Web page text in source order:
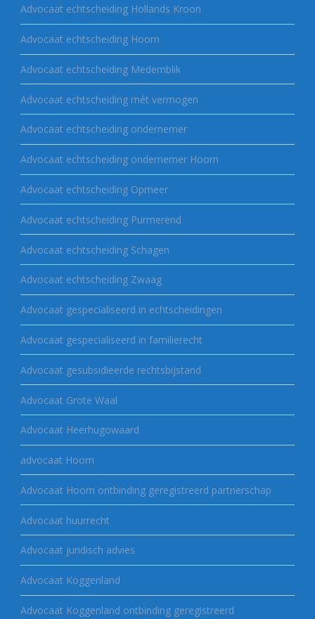
Advocaat echtscheiding Hollands Kroon
Advocaat echtscheiding Hoorn
Advocaat echtscheiding Medemblik
Advocaat echtscheiding mét vermogen
Advocaat echtscheiding ondernemer
Advocaat echtscheiding ondernemer Hoorn
Advocaat echtscheiding Opmeer
Advocaat echtscheiding Purmerend
Advocaat echtscheiding Schagen
Advocaat echtscheiding Zwaag
Advocaat gespecialiseerd in echtscheidingen
Advocaat gespecialiseerd in familierecht
Advocaat gesubsidieerde rechtsbijstand
Advocaat Grote Waal
Advocaat Heerhugowaard
advocaat Hoorn
Advocaat Hoorn ontbinding geregistreerd partnerschap
Advocaat huurrecht
Advocaat juridisch advies
Advocaat Koggenland
Advocaat Koggenland ontbinding geregistreerd